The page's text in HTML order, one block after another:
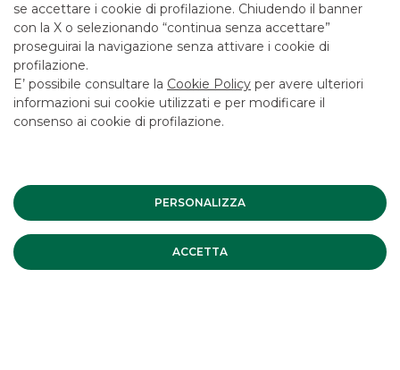
se accettare i cookie di profilazione. Chiudendo il banner
con la X o selezionando “continua senza accettare”
proseguirai la navigazione senza attivare i cookie di
profilazione.
E’ possibile consultare la Cookie Policy per avere ulteriori
informazioni sui cookie utilizzati e per modificare il
consenso ai cookie di profilazione.
PERSONALIZZA
ACCETTA
LAVORA CON NOI
SICUREZZA
ALTRI SITI DEL GRUPPO
SOCIETA' PARTECIPATE
Banca Akros, Viale Eginardo 29, 20149 Milano | P.IVA 10537050964 |